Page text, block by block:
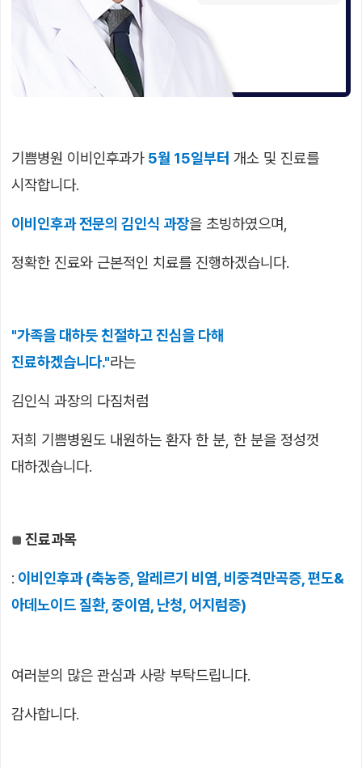
기쁨병원 이비인후과가 5월 15일부터 개소 및 진료를
시작합니다.
이비인후과 전문의 김인식 과장을 초빙하였으며,
정확한 진료와 근본적인 치료를 진행하겠습니다.
"가족을 대하듯 친절하고 진심을 다해
진료하겠습니다."라는
김인식 과장의 다짐처럼
저희 기쁨병원도 내원하는 환자 한 분, 한 분을 정성껏
대하겠습니다.
■진료과목
: 이비인후과 (축농증, 알레르기 비염, 비중격만곡증, 편도&
아데노이드 질환, 중이염, 난청, 어지럼증)
여러분의 많은 관심과 사랑 부탁드립니다.
감사합니다.